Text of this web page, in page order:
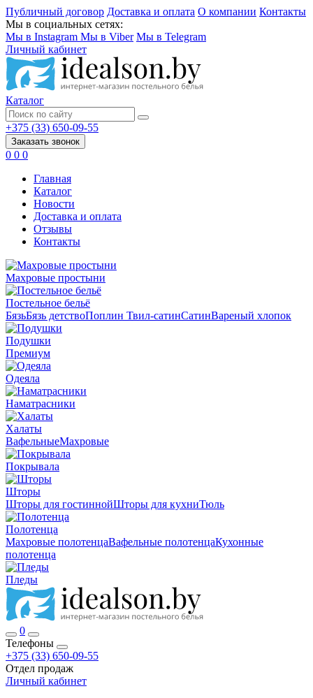
Публичный договор Доставка и оплата О компании Контакты
Мы в социальных сетях:
Мы в Instagram Мы в Viber Мы в Telegram
Личный кабинет
Каталог
+375 (33) 650-09-55
Заказать звонок
0 0 0
Главная
Каталог
Новости
Доставка и оплата
Отзывы
Контакты
Махровые простыни
Постельное бельё
БязьБязь детствоПоплин Твил-сатинСатинВареный хлопок
Подушки
Премиум
Одеяла
Наматрасники
Халаты
ВафельныеМахровые
Покрывала
Шторы
Шторы для гостиннойШторы для кухниТюль
Полотенца
Махровые полотенцаВафельные полотенцаКухонные
полотенца
Пледы
0
Телефоны
+375 (33) 650-09-55
Отдел продаж
Личный кабинет